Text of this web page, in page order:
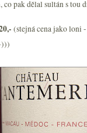
pak dělal sultán s tou
(stejná cena jako loni
)))